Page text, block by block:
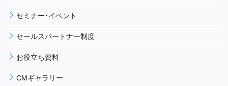
セミナー・イベント
セールスパートナー制度
お役立ち資料
CMギャラリー